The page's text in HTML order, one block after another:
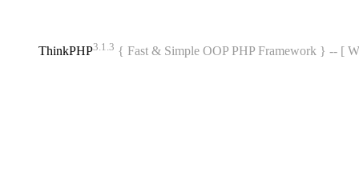
ThinkPHP3.1.3 { Fast & Simple OOP PHP Framework } -- [